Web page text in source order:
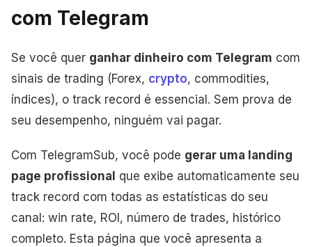
com Telegram
Se você quer ganhar dinheiro com Telegram com
sinais de trading (Forex, crypto, commodities,
índices), o track record é essencial. Sem prova de
seu desempenho, ninguém vai pagar.
Com TelegramSub, você pode gerar uma landing
page profissional que exibe automaticamente seu
track record com todas as estatísticas do seu
canal: win rate, ROI, número de trades, histórico
completo. Esta página que você apresenta a